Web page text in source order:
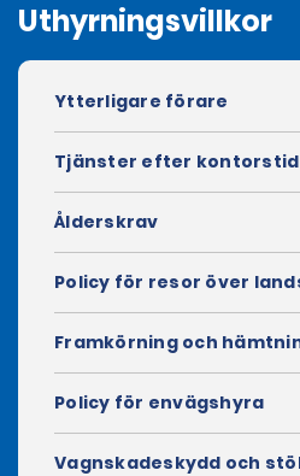
Uthyrningsvillkor
Ytterligare förare
Tjänster efter kontorstid
Ålderskrav
Policy för resor över
Framkörning och
Policy för envägshyra
Vagnskadeskydd och